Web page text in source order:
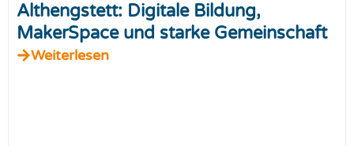
Althengstett: Digitale Bildung,
MakerSpace und starke Gemeinschaft
Weiterlesen